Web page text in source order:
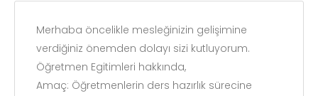
Merhaba öncelikle mesleğinizin gelişimine
verdiğiniz önemden dolayı sizi kutluyorum.
Öğretmen Egitimleri hakkında,
Amaç: Öğretmenlerin ders hazırlık sürecine